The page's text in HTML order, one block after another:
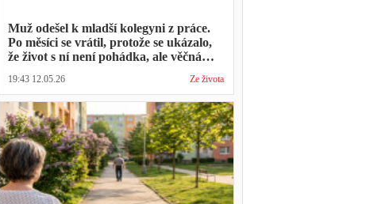
Muž odešel k mladší kolegyni z práce.
Po měsíci se vrátil, protože se ukázalo,
že život s ní není pohádka, ale věčná
19:43 12.05.26 Ze života